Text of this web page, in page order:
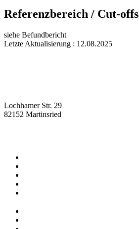
Referenzbereich / Cut-offs
siehe Befundbericht
Letzte Aktualisierung : 12.08.2025
Lochhamer Str. 29
82152 Martinsried